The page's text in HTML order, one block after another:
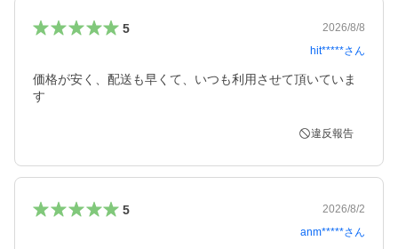
5
2026/8/8
hit*****さん
価格が安く、配送も早くて、いつも利用させて頂いていま
す
違反報告
5
2026/8/2
anm*****さん